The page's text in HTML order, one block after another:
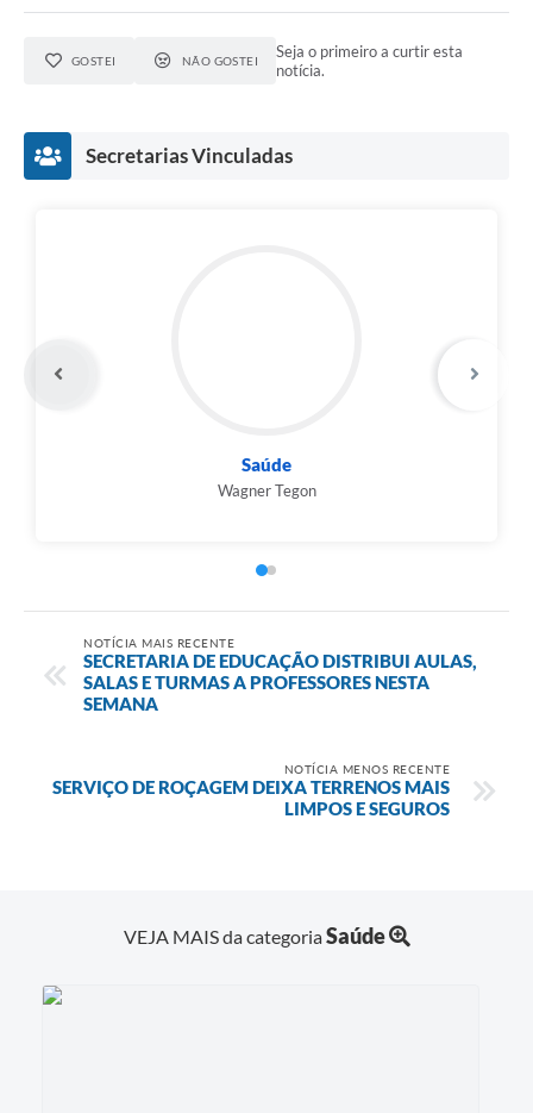
GOSTEI NÃO GOSTEI
Seja o primeiro a curtir esta
notícia.
Secretarias Vinculadas
Saúde
Wagner Tegon
NOTÍCIA MAIS RECENTE
SECRETARIA DE EDUCAÇÃO DISTRIBUI AULAS,
SALAS E TURMAS A PROFESSORES NESTA
SEMANA
NOTÍCIA MENOS RECENTE
SERVIÇO DE ROÇAGEM DEIXA TERRENOS MAIS
LIMPOS E SEGUROS
VEJA MAIS da categoriaSaúde